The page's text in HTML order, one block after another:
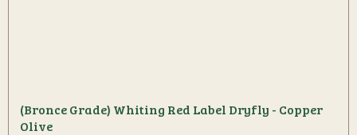
(Bronce Grade) Whiting Red Label Dryfly - Copper
Olive